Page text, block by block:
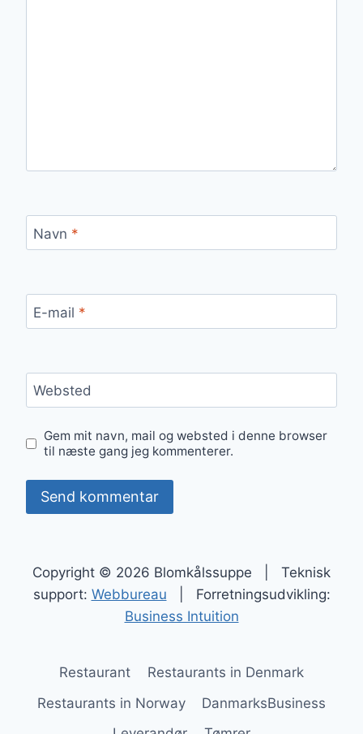
Navn *
E-mail *
Websted
Gem mit navn, mail og websted i denne browser
til næste gang jeg kommenterer.
Copyright © 2026 Blomkålssuppe | Teknisk
support: Webbureau | Forretningsudvikling:
Business Intuition
Restaurant
Restaurants in Denmark
Restaurants in Norway
DanmarksBusiness